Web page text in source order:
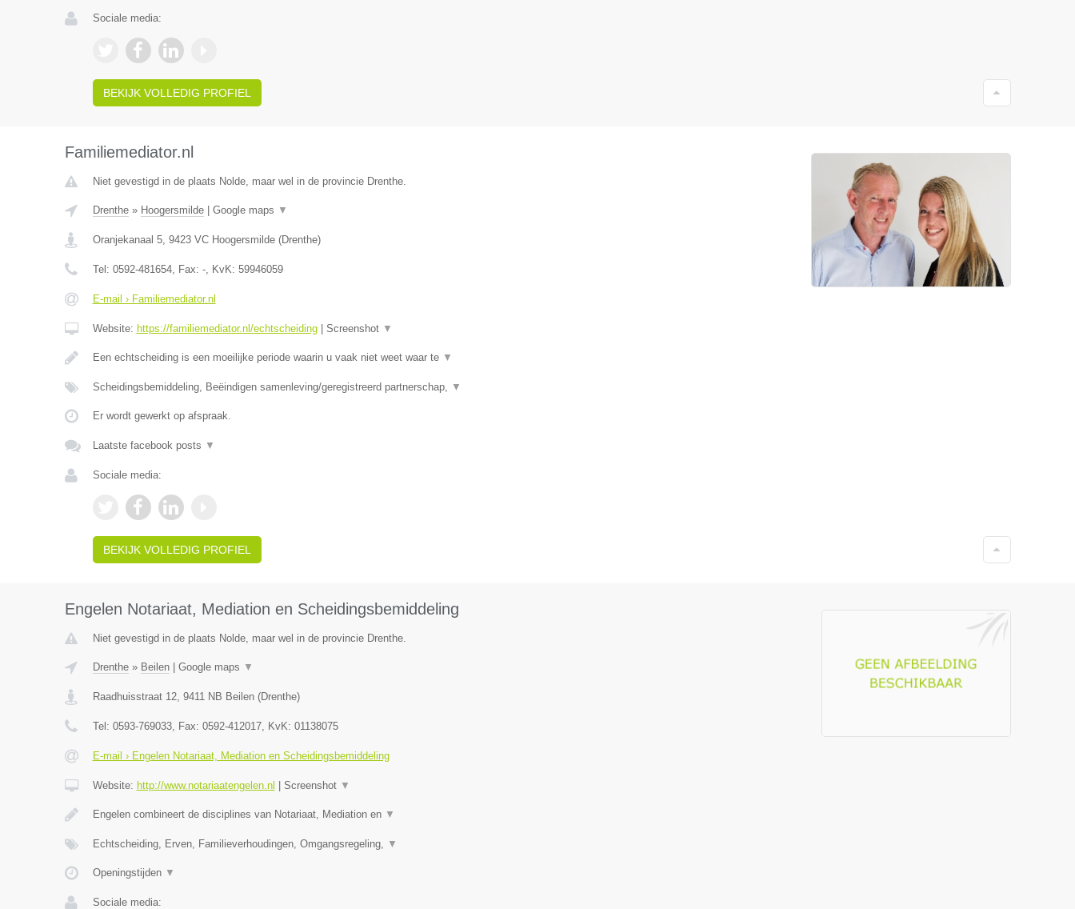
Sociale media:
BEKIJK VOLLEDIG PROFIEL
Familiemediator.nl
Niet gevestigd in de plaats Nolde, maar wel in de provincie Drenthe.
Drenthe» Hoogersmilde| Google maps ▼
Oranjekanaal 5, 9423 VC Hoogersmilde(Drenthe)
Tel: 0592-481654, Fax: -, KvK: 59946059
E-mail › Familiemediator.nl
Website: https://familiemediator.nl/echtscheiding| Screenshot ▼
Een echtscheiding is een moeilijke periode waarin u vaak niet weet waar te ▼
Scheidingsbemiddeling, Beëindigen samenleving/geregistreerd partnerschap, ▼
Er wordt gewerkt op afspraak.
Laatste facebook posts ▼
Sociale media:
BEKIJK VOLLEDIG PROFIEL
Engelen Notariaat, Mediation en Scheidingsbemiddeling
Niet gevestigd in de plaats Nolde, maar wel in de provincie Drenthe.
Drenthe» Beilen| Google maps ▼
Raadhuisstraat 12, 9411 NB Beilen(Drenthe)
Tel: 0593-769033, Fax: 0592-412017, KvK: 01138075
E-mail › Engelen Notariaat, Mediation en Scheidingsbemiddeling
Website: http://www.notariaatengelen.nl Screenshot ▼
Engelen combineert de disciplines van Notariaat, Mediation en ▼
Echtscheiding, Erven, Familieverhoudingen, Omgangsregeling, ▼
Openingstijden ▼
Sociale media: